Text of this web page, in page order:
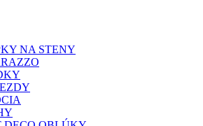
NA STENY